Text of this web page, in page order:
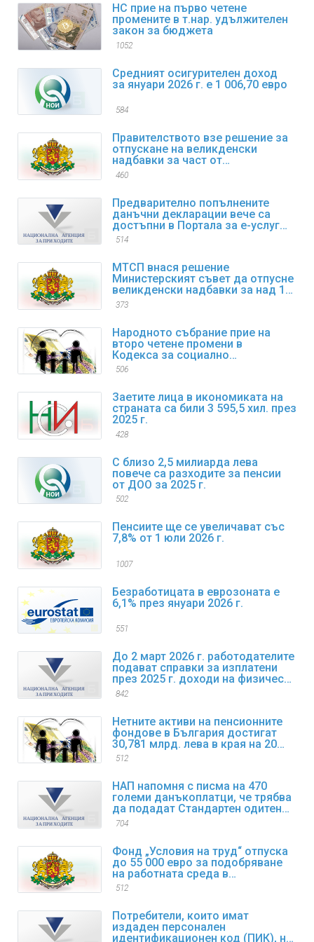
НС прие на първо четене
промените в т.нар. удължителен
закон за бюджета
1052
Средният осигурителен доход
за януари 2026 г. е 1 006,70 евро
584
Правителството взе решение за
отпускане на великденски
надбавки за част от
пенсионерите
460
Предварително попълнените
данъчни декларации вече са
достъпни в Портала за е-услуги
на НАП
514
МТСП внася решение
Министерският съвет да отпусне
великденски надбавки за над 1
600 000 пенсионери
373
Народното събрание прие на
второ четене промени в
Кодекса за социално
осигуряване
506
Заетите лица в икономиката на
страната са били 3 595,5 хил. през
2025 г.
428
С близо 2,5 милиарда лева
повече са разходите за пенсии
от ДОО за 2025 г.
502
Пенсиите ще се увеличават със
7,8% от 1 юли 2026 г.
1007
Безработицата в еврозоната е
6,1% през януари 2026 г.
551
До 2 март 2026 г. работодателите
подават справки за изплатени
през 2025 г. доходи на физически
лица
842
Нетните активи на пенсионните
фондове в България достигат
30,781 млрд. лева в края на 2025
г.
512
НАП напомня с писма на 470
големи данъкоплатци, че трябва
да подадат Стандартен одитен
файл за данъчни цели SAF-T за
704
Фонд „Условия на труд“ отпуска
до 55 000 евро за подобряване
на работната среда в
предприятията
512
Потребители, които имат
издаден персонален
идентификационен код (ПИК), но